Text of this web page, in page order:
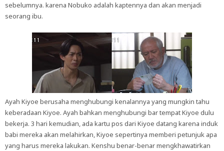
sebelumnya. karena Nobuko adalah kaptennya dan akan menjadi
seorang ibu.
Ayah Kiyoe berusaha menghubungi kenalannya yang mungkin tahu
keberadaan Kiyoe. Ayah bahkan menghubungi bar tempat Kiyoe dulu
bekerja. 3 hari kemudian, ada kartu pos dari Kiyoe datang karena induk
babi mereka akan melahirkan, Kiyoe sepertinya memberi petunjuk apa
yang harus mereka lakukan. Kenshu benar-benar mengkhawatirkan